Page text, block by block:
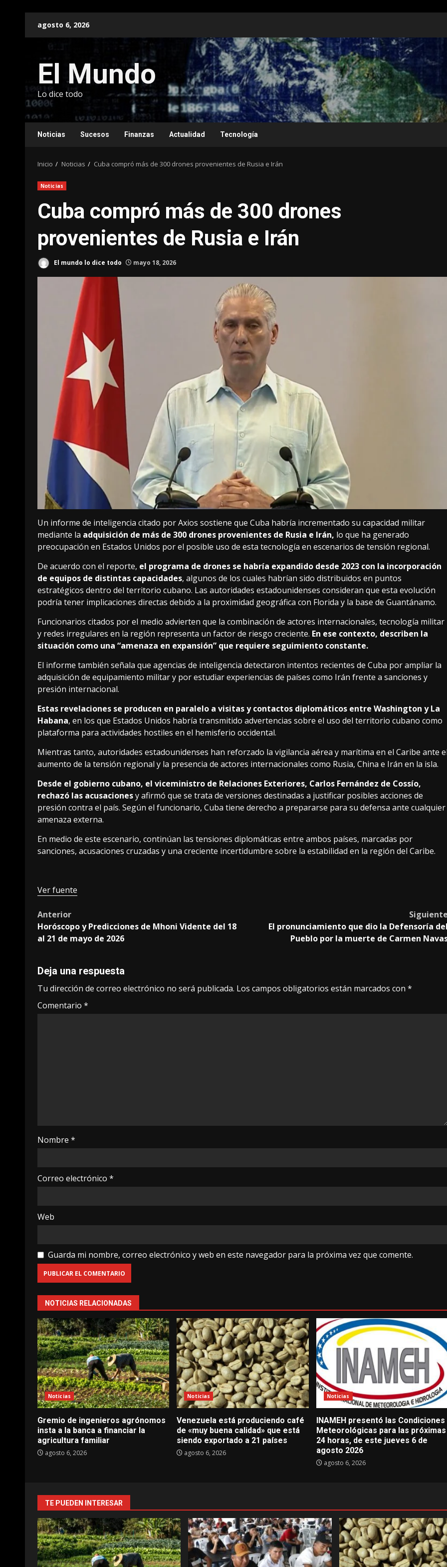
agosto 6, 2026
El Mundo
Lo dice todo
Noticias Sucesos Finanzas Actualidad Tecnología
Inicio Noticias Cuba compró más de 300 drones provenientes de Rusia e Irán
Noticias
Cuba compró más de 300 drones
provenientes de Rusia e Irán
El mundo lo dice todo mayo 18, 2026
Un informe de inteligencia citado por Axios sostiene que Cuba habría incrementado su capacidad militar
mediante la adquisición de más de 300 drones provenientes de Rusia e Irán, lo que ha generado
preocupación en Estados Unidos por el posible uso de esta tecnología en escenarios de tensión regional.
De acuerdo con el reporte, el programa de drones se habría expandido desde 2023 con la incorporación
de equipos de distintas capacidades, algunos de los cuales habrían sido distribuidos en puntos
estratégicos dentro del territorio cubano. Las autoridades estadounidenses consideran que esta evolución
podría tener implicaciones directas debido a la proximidad geográfica con Florida y la base de Guantánamo.
Funcionarios citados por el medio advierten que la combinación de actores internacionales, tecnología militar
y redes irregulares en la región representa un factor de riesgo creciente. En ese contexto, describen la
situación como una “amenaza en expansión” que requiere seguimiento constante.
El informe también señala que agencias de inteligencia detectaron intentos recientes de Cuba por ampliar la
adquisición de equipamiento militar y por estudiar experiencias de países como Irán frente a sanciones y
presión internacional.
Estas revelaciones se producen en paralelo a visitas y contactos diplomáticos entre Washington y La
Habana, en los que Estados Unidos habría transmitido advertencias sobre el uso del territorio cubano como
plataforma para actividades hostiles en el hemisferio occidental.
Mientras tanto, autoridades estadounidenses han reforzado la vigilancia aérea y marítima en el Caribe ante
aumento de la tensión regional y la presencia de actores internacionales como Rusia, China e Irán en la isla.
Desde el gobierno cubano, el viceministro de Relaciones Exteriores, Carlos Fernández de Cossío,
rechazó las acusacionesy afirmó que se trata de versiones destinadas a justificar posibles acciones de
presión contra el país. Según el funcionario, Cuba tiene derecho a prepararse para su defensa ante cualquier
amenaza externa.
En medio de este escenario, continúan las tensiones diplomáticas entre ambos países, marcadas por
sanciones, acusaciones cruzadas y una creciente incertidumbre sobre la estabilidad en la región del Caribe.
Ver fuente
Post
navigation
Anterior
Horóscopo y Predicciones de Mhoni Vidente del 18
al 21 de mayo de 2026
El pronunciamiento que dio la Defensoría
Pueblo por la muerte de Carmen
Deja una respuesta
Tu dirección de correo electrónico no será publicada. Los campos obligatorios están marcados con *
Comentario *
Nombre *
Correo electrónico *
Web
Guarda mi nombre, correo electrónico y web en este navegador para la próxima vez que comente.
NOTICIAS RELACIONADAS
Noticias
Gremio de ingenieros agrónomos
insta a la banca a financiar la
agricultura familiar
agosto 6, 2026
Noticias
Venezuela está produciendo café
de «muy buena calidad» que está
siendo exportado a 21 países
agosto 6, 2026
Noticias
INAMEH presentó las Condiciones
Meteorológicas para las próximas
24 horas, de este jueves 6 de
agosto 2026
agosto 6, 2026
TE PUEDEN INTERESAR